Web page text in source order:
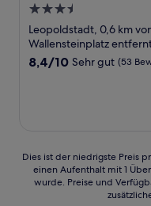
3.5-
Sterne-
Unterkunft
Leopoldstadt, 0,6 km
Wallensteinplatz
8.4
8,4/10 Sehr gut (53
Dies
der
Dies ist der niedrigste Preis
einen Aufenthalt mit 1
wurde. Preise und